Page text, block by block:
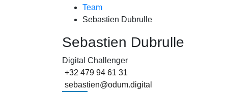
Team
Sebastien Dubrulle
Sebastien Dubrulle
Digital Challenger
+32 479 94 61 31
sebastien@odum.digital